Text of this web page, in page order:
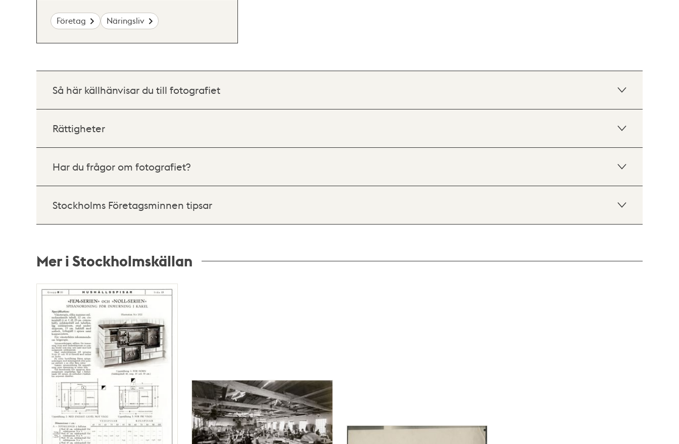
Företag Näringsliv
Så här källhänvisar du till fotografiet
Rättigheter
Har du frågor om fotografiet?
Stockholms Företagsminnen tipsar
Mer i Stockholmskällan
Relaterade
teman